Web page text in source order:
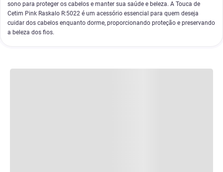
sono para proteger os cabelos e manter sua saúde e beleza. A Touca de
Cetim Pink Raskalo R:5022 é um acessório essencial para quem deseja
cuidar dos cabelos enquanto dorme, proporcionando proteção e preservando
a beleza dos fios.